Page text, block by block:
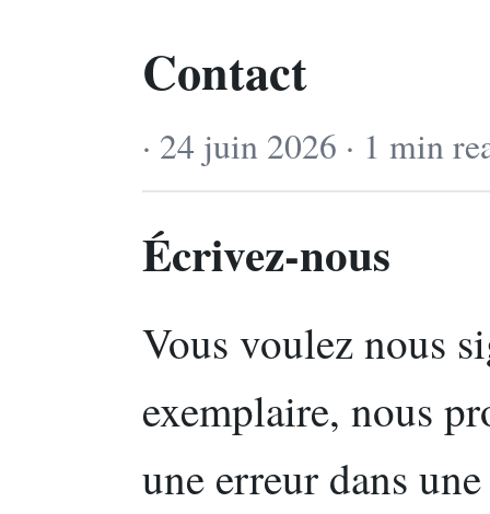
Contact
· 24 juin 2026 · 1 min
Écrivez-nous
Vous voulez nous
exemplaire, nous
une erreur dans